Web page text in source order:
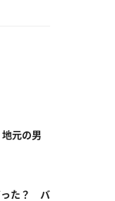
元の男
った？ バ